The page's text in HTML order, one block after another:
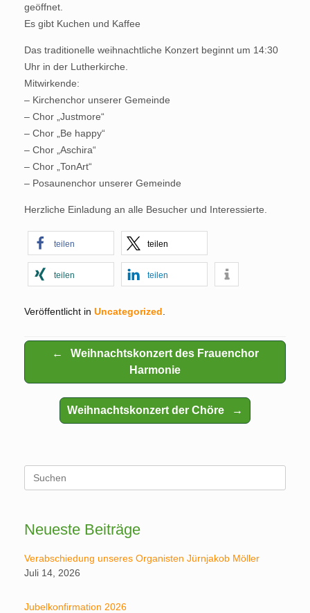
geöffnet.
Es gibt Kuchen und Kaffee
Das traditionelle weihnachtliche Konzert beginnt um 14:30
Uhr in der Lutherkirche.
Mitwirkende:
– Kirchenchor unserer Gemeinde
– Chor „Justmore“
– Chor „Be happy“
– Chor „Aschira“
– Chor „TonArt“
– Posaunenchor unserer Gemeinde
Herzliche Einladung an alle Besucher und Interessierte.
teilen teilen
teilen teilen
Veröffentlicht in Uncategorized
Beitragsnavigation
←
Weihnachtskonzert des Frauenchor
Harmonie
Weihnachtskonzert der Chöre →
Neueste Beiträge
Verabschiedung unseres Organisten Jürnjakob Möller
Juli 14, 2026
Jubelkonfirmation 2026